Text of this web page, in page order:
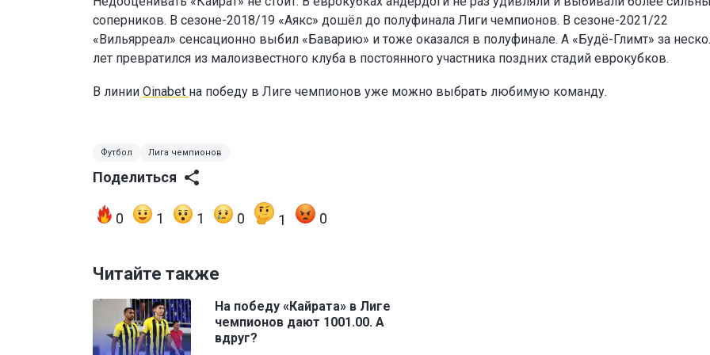
соперников. В сезоне-2018/19 «Аякс» дошёл до полуфинала Лиги чемпионов. В сезоне-2021/22
«Вильярреал» сенсационно выбил «Баварию» и тоже оказался в полуфинале. А «Будё-Глимт» за
лет превратился из малоизвестного клуба в постоянного участника поздних стадий еврокубков.
В линии Oinabet на победу в Лиге чемпионов уже можно выбрать любимую команду.
Футбол Лига чемпионов
Поделиться
0 1 1 0 1 0
Читайте также
На победу «Кайрата» в Лиге
чемпионов дают 1001.00. А
вдруг?